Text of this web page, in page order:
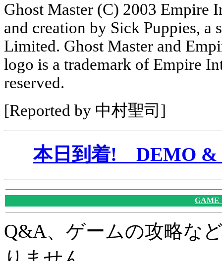
Ghost Master (C) 2003 Empire
and creation by Sick Puppies,
Limited. Ghost Master and
logo is a trademark of Empire
reserved.
[Reported by 中村聖司]
本日到着! DEMO &
GAME
Q&A、ゲームの攻略な